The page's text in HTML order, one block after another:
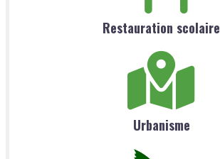
Restauration scolaire
Urbanisme